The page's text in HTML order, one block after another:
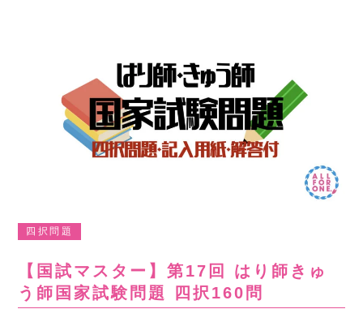
四択問題
【国試マスター】第17回 はり師きゅ
う師国家試験問題 四択160問